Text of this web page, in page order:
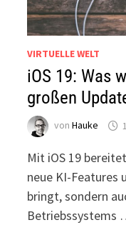
VIRTUELLE WELT
iOS 19: Was
großen
vonHauke
Mit iOS 19
neue KI-Features
bringt, sondern
Betriebssystems